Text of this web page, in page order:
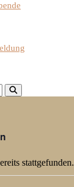
stattgefunden.